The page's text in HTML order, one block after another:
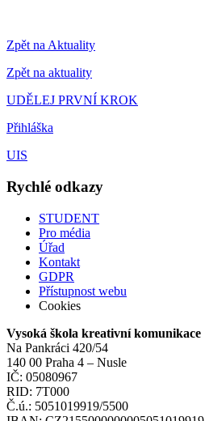
Zpět na Aktuality
Zpět na aktuality
UDĚLEJ PRVNÍ KROK
Přihláška
UIS
Rychlé odkazy
STUDENT
Pro média
Úřad
Kontakt
GDPR
Přístupnost webu
Cookies
Vysoká škola kreativní komunikace
Na Pankráci 420/54
140 00 Praha 4 – Nusle
IČ: 05080967
RID: 7T000
Č.ú.: 5051019919/5500